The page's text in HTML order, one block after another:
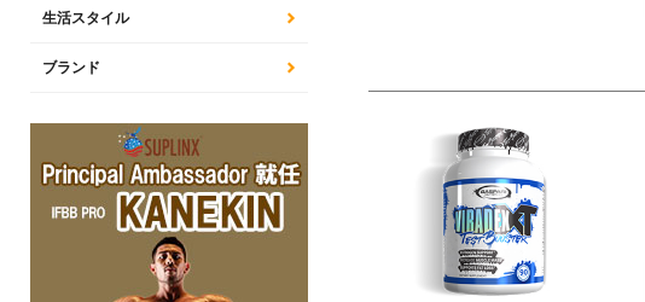
生活スタイル
ブランド